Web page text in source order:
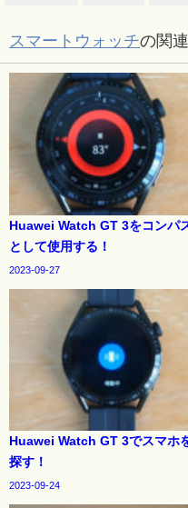
スマートウォッチの関
Huawei Watch GT 3をコンパ
として使用する！
2023-09-27
Huawei Watch GT 3でスマホ
探す！
2023-09-24